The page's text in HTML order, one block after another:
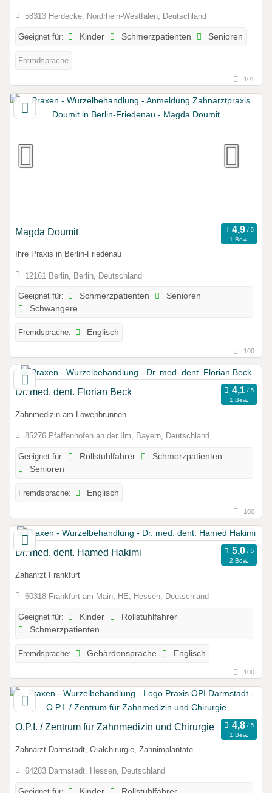
58313 Herdecke, Nordrhein-Westfalen, Deutschland
Geeignet für: Kinder Schmerzpatienten Senioren
Fremdsprache
101
Magda Doumit
1 Bew.
Ihre Praxis in Berlin-Friedenau
12161 Berlin, Berlin, Deutschland
Geeignet für: Schmerzpatienten
Senioren
Schwangere
Fremdsprache: Englisch
100
Dr. med. dent. Florian Beck
1 Bew.
Zahnmedizin am Löwenbrunnen
85276 Pfaffenhofen an der Ilm, Bayern, Deutschland
Geeignet für: Rollstuhlfahrer
Schmerzpatienten
Senioren
Fremdsprache: Englisch
100
Dr. med. dent. Hamed Hakimi
2 Bew.
Zahanrzt Frankfurt
60318 Frankfurt am Main, HE, Hessen, Deutschland
Geeignet für: Kinder
Rollstuhlfahrer
Schmerzpatienten
Fremdsprache: Gebärdensprache Englisch
100
O.P.I. / Zentrum für Zahnmedizin und Chirurgie
1 Bew.
Zahnarzt Darmstadt, Oralchirurgie, Zahnimplantate
64283 Darmstadt, Hessen, Deutschland